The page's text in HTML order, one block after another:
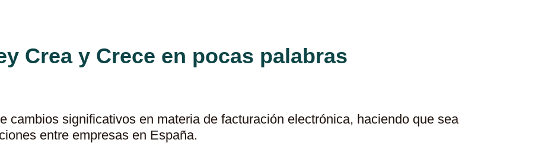
Crea y Crece en pocas palabras
cambios significativos en materia de facturación electrónica, haciendo que sea
entre empresas en España.